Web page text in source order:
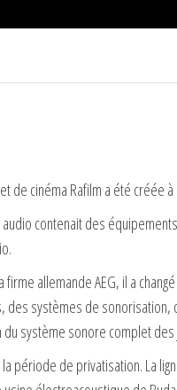
de cinéma Rafilm a été créée
contenait des
allemande AEG, il a
systèmes de sonorisation,
système sonore complet
période de privatisation. La